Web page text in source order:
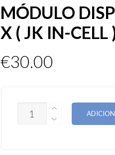
MÓDULO
X ( JK IN-CELL
€30.00
QUANTIDADE